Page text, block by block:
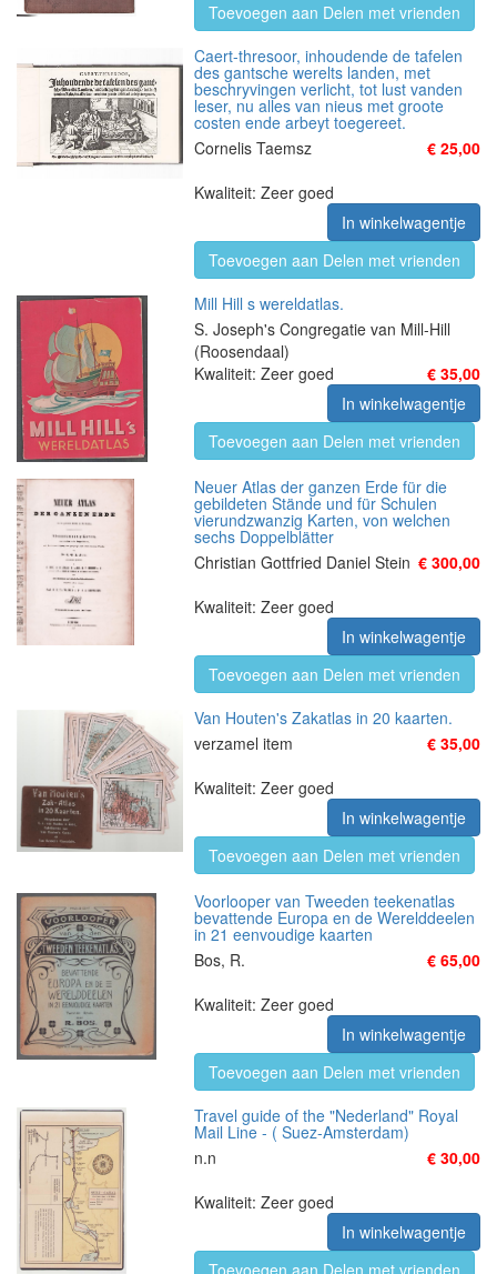
Toevoegen aan Delen met vrienden
Caert-thresoor, inhoudende de tafelen
des gantsche werelts landen, met
beschryvingen verlicht, tot lust vanden
leser, nu alles van nieus met groote
costen ende arbeyt toegereet.
Cornelis Taemsz
€ 25,00
Kwaliteit: Zeer goed
In winkelwagentje
Toevoegen aan Delen met vrienden
Mill Hill s wereldatlas.
S. Joseph's Congregatie van Mill-Hill
(Roosendaal)
€ 35,00
Kwaliteit: Zeer goed
In winkelwagentje
Toevoegen aan Delen met vrienden
Neuer Atlas der ganzen Erde für die
gebildeten Stände und für Schulen
vierundzwanzig Karten, von welchen
sechs Doppelblätter
Christian Gottfried Daniel Stein € 300,00
Kwaliteit: Zeer goed
In winkelwagentje
Toevoegen aan Delen met vrienden
Van Houten's Zakatlas in 20 kaarten.
verzamel item
€ 35,00
Kwaliteit: Zeer goed
In winkelwagentje
Toevoegen aan Delen met vrienden
Voorlooper van Tweeden teekenatlas
bevattende Europa en de Werelddeelen
in 21 eenvoudige kaarten
Bos, R.
€ 65,00
Kwaliteit: Zeer goed
In winkelwagentje
Toevoegen aan Delen met vrienden
Travel guide of the "Nederland" Royal
Mail Line - ( Suez-Amsterdam)
n.n
€ 30,00
Kwaliteit: Zeer goed
In winkelwagentje
Toevoegen aan Delen met vrienden